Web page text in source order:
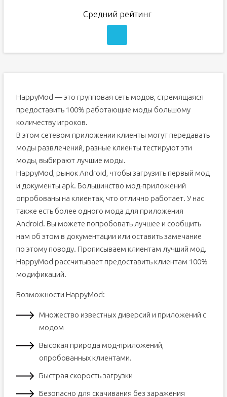
Средний рейтинг
HappyMod — это групповая сеть модов, стремящаяся
предоставить 100% работающие моды большому
количеству игроков.
В этом сетевом приложении клиенты могут передавать
моды развлечений, разные клиенты тестируют эти
моды, выбирают лучшие моды.
HappyMod, рынок Android, чтобы загрузить первый мод
и документы apk. Большинство мод-приложений
опробованы на клиентах, что отлично работает. У нас
также есть более одного мода для приложения
Android. Вы можете попробовать лучшее и сообщить
нам об этом в документации или оставить замечание
по этому поводу. Прописываем клиентам лучший мод.
HappyMod рассчитывает предоставить клиентам 100%
модификаций.
Возможности HappyMod:
Множество известных диверсий и приложений с
модом
Высокая природа мод-приложений,
опробованных клиентами.
Быстрая скорость загрузки
Безопасно для скачивания без заражения